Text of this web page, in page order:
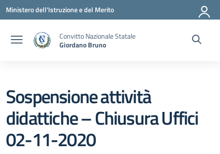
Vai ai contenuti
Vai al menu di navigazione
Vai al footer
Ministero dell'Istruzione e del Merito
Convitto Nazionale Statale
Giordano Bruno
Sospensione attività
didattiche – Chiusura Uffici
02-11-2020